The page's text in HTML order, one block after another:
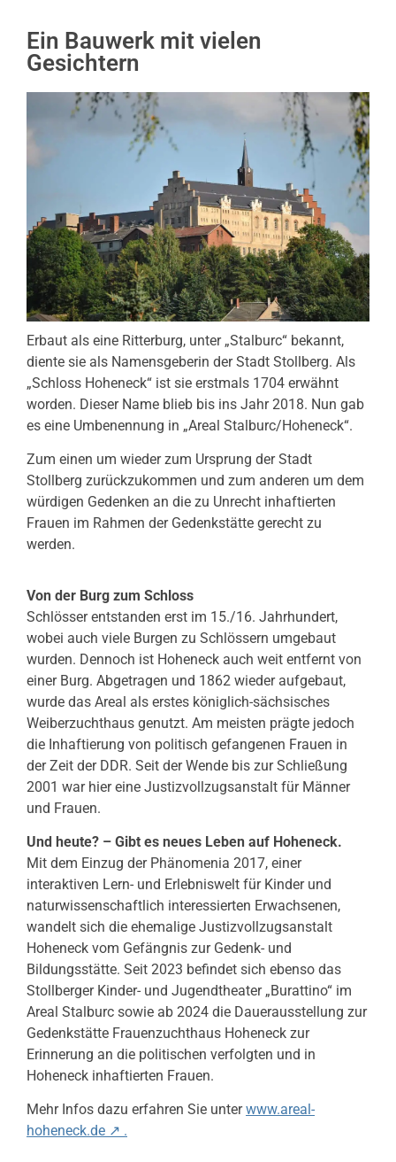
Ein Bauwerk mit vielen
Gesichtern
Erbaut als eine Ritterburg, unter „Stalburc“ bekannt,
diente sie als Namensgeberin der Stadt Stollberg. Als
„Schloss Hoheneck“ ist sie erstmals 1704 erwähnt
worden. Dieser Name blieb bis ins Jahr 2018. Nun gab
es eine Umbenennung in „Areal Stalburc/Hoheneck“.
Zum einen um wieder zum Ursprung der Stadt
Stollberg zurückzukommen und zum anderen um dem
würdigen Gedenken an die zu Unrecht inhaftierten
Frauen im Rahmen der Gedenkstätte gerecht zu
werden.
Von der Burg zum Schloss
Schlösser entstanden erst im 15./16. Jahrhundert,
wobei auch viele Burgen zu Schlössern umgebaut
wurden. Dennoch ist Hoheneck auch weit entfernt von
einer Burg. Abgetragen und 1862 wieder aufgebaut,
wurde das Areal als erstes königlich-sächsisches
Weiberzuchthaus genutzt. Am meisten prägte jedoch
die Inhaftierung von politisch gefangenen Frauen in
der Zeit der DDR. Seit der Wende bis zur Schließung
2001 war hier eine Justizvollzugsanstalt für Männer
und Frauen.
Und heute? – Gibt es neues Leben auf Hoheneck.
Mit dem Einzug der Phänomenia 2017, einer
interaktiven Lern- und Erlebniswelt für Kinder und
naturwissenschaftlich interessierten Erwachsenen,
wandelt sich die ehemalige Justizvollzugsanstalt
Hoheneck vom Gefängnis zur Gedenk- und
Bildungsstätte. Seit 2023 befindet sich ebenso das
Stollberger Kinder- und Jugendtheater „Burattino“ im
Areal Stalburc sowie ab 2024 die Dauerausstellung zur
Gedenkstätte Frauenzuchthaus Hoheneck zur
Erinnerung an die politischen verfolgten und in
Hoheneck inhaftierten Frauen.
Mehr Infos dazu erfahren Sie unterwww.areal-
hoheneck.de ↗ .